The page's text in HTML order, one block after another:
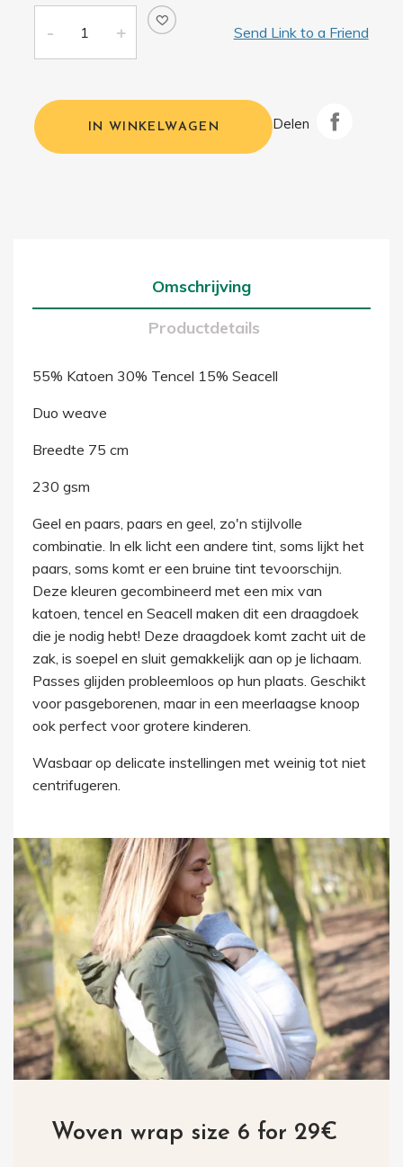
Send Link to a Friend
IN WINKELWAGEN Delen
Omschrijving
Productdetails
55% Katoen 30% Tencel 15% Seacell
Duo weave
Breedte 75 cm
230 gsm
Geel en paars, paars en geel, zo'n stijlvolle
combinatie. In elk licht een andere tint, soms lijkt het
paars, soms komt er een bruine tint tevoorschijn.
Deze kleuren gecombineerd met een mix van
katoen, tencel en Seacell maken dit een draagdoek
die je nodig hebt! Deze draagdoek komt zacht uit de
zak, is soepel en sluit gemakkelijk aan op je lichaam.
Passes glijden probleemloos op hun plaats. Geschikt
voor pasgeborenen, maar in een meerlaagse knoop
ook perfect voor grotere kinderen.
Wasbaar op delicate instellingen met weinig tot niet
centrifugeren.
Woven wrap size 6 for 29€